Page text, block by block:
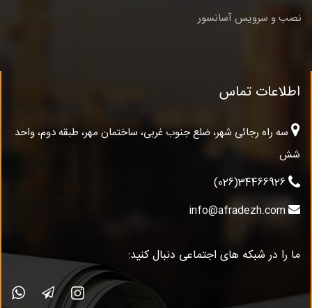
نصب و سرویس آسانسور
اطلاعات تماس
سه راه رجائی شهر، ضلع جنوب غربی، ساختمان مهر، طبقه دوم، واحد
شش
34466926(026)
info@afradezh.com
ما را در شبکه های اجتماعی دنبال کنید: